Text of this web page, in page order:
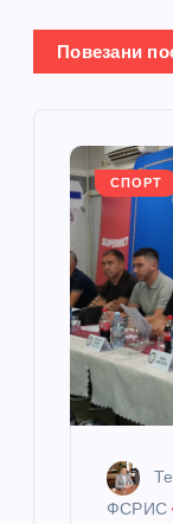
њ
е
Повезани
СПОРТ
ФСРИС